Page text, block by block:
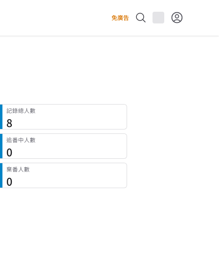
免廣告
記錄總人數
8
追番中人數
0
棄番人數
0